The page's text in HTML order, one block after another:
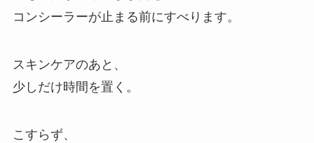
コンシーラーが止まる前にすべります。
スキンケアのあと、
少しだけ時間を置く。
こすらず、